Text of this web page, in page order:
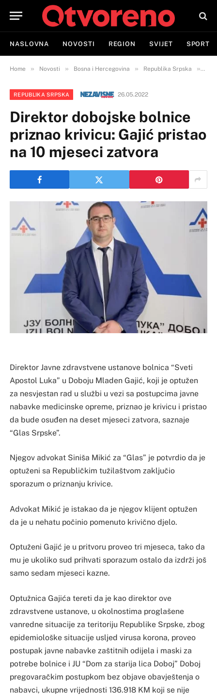
NASLOVNA NOVOSTI REGION SVIJET SPORT
Home » Novosti » Bosna i Hercegovina » Republika Srpska »
REPUBLIKA SRPSKA 26.05.2022
Direktor dobojske bolnice
priznao krivicu: Gajić pristao
na 10 mjeseci zatvora
Direktor Javne zdravstvene ustanove bolnica “Sveti
Apostol Luka” u Doboju Mladen Gajić, koji je optužen
za nesvjestan rad u službi u vezi sa postupcima javne
nabavke medicinske opreme, priznao je krivicu i pristao
da bude osuđen na deset mjeseci zatvora, saznaje
“Glas Srpske”.
Njegov advokat Siniša Mikić za “Glas” je potvrdio da je
optuženi sa Republičkim tužilaštvom zaključio
sporazum o priznanju krivice.
Advokat Mikić je istakao da je njegov klijent optužen
da je u nehatu počinio pomenuto krivično djelo.
Optuženi Gajić je u pritvoru proveo tri mjeseca, tako da
mu je ukoliko sud prihvati sporazum ostalo da izdrži još
samo sedam mjeseci kazne.
Optužnica Gajića tereti da je kao direktor ove
zdravstvene ustanove, u okolnostima proglašene
vanredne situacije za teritoriju Republike Srpske, zbog
epidemiološke situacije usljed virusa korona, proveo
postupak javne nabavke zaštitnih odijela i maski za
potrebe bolnice i JU “Dom za starija lica Doboj” Doboj
pregovaračkim postupkom bez objave obavještenja o
nabavci, ukupne vrijednosti 136.918 KM koji se nije